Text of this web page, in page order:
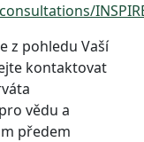
z pohledu Vaší
kontaktovat
vědu a
předem